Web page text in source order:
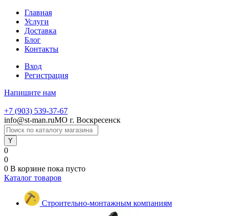
Главная
Услуги
Доставка
Блог
Контакты
Вход
Регистрация
Напишите нам
+7 (903) 539-37-67
info@st-man.ruМО г. Воскресенск
0
0
0 В корзине пока пусто
Каталог товаров
Строительно-монтажным компаниям